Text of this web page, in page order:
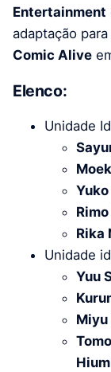
Entertainment
adaptação
Comic Alive
Elenco:
Unidade
Rika
Unidade
Yuu
Miyu